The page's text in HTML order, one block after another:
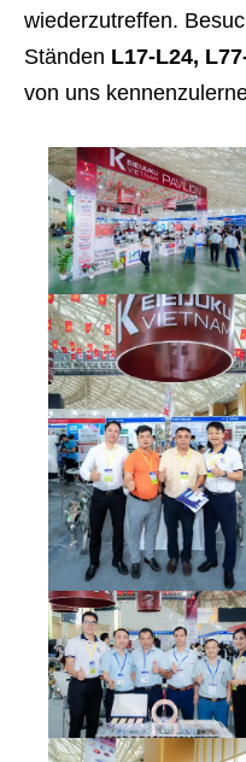
wiederzutreffen.
Ständen L17-L24,
von uns